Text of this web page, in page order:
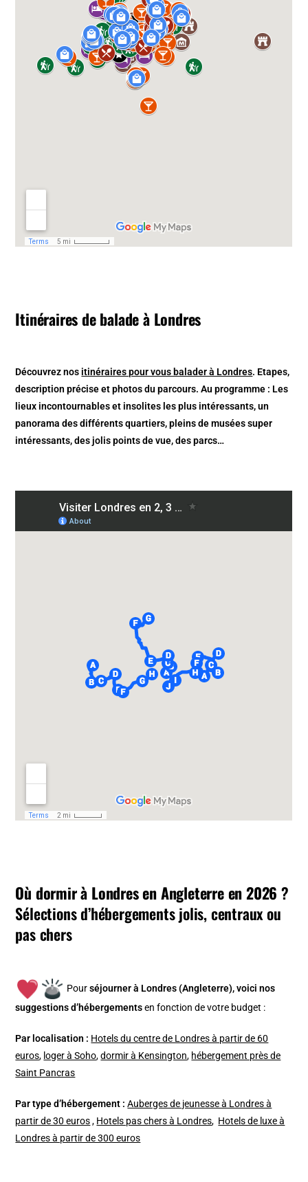
Itinéraires de balade à Londres
Découvrez nos itinéraires pour vous balader à Londres. Etapes,
description précise et photos du parcours. Au programme : Les
lieux incontournables et insolites les plus intéressants, un
panorama des différents quartiers, pleins de musées super
intéressants, des jolis points de vue, des parcs…
Où dormir à Londres en Angleterre en 2026?
Sélections d’hébergements jolis, centraux ou
pas chers
Pourséjourner à Londres (Angleterre), voici nos
suggestions d’hébergements en fonction de votre budget :
Par localisation : Hotels du centre de Londres à partir de 60
euros, loger à Soho,dormir à Kensington, hébergement près de
Saint Pancras
Par type d’hébergement : Auberges de jeunesse à Londres à
partir de 30 euros, Hotels pas chers à Londres, Hotels de luxe à
Londres à partir de 300 euros